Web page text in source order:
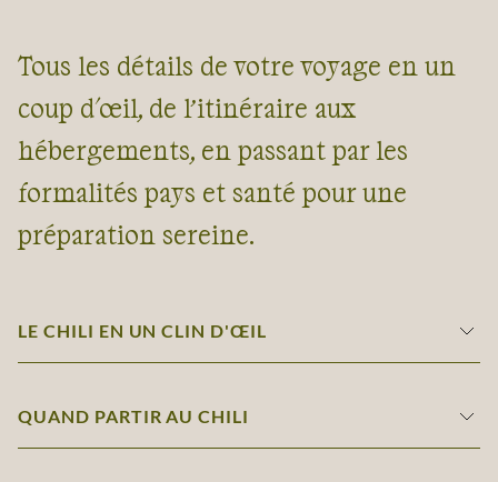
Tous les détails de votre voyage en un
coup d'œil, de l’itinéraire aux
hébergements, en passant par les
formalités pays et santé pour une
préparation sereine.
LE CHILI EN UN CLIN D'ŒIL
QUAND PARTIR AU CHILI